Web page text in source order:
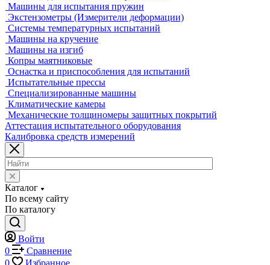
Аксессуары для метрологического оборудования
Видеоизмерительные машины
Координатно-измерительные машины
Лазерные трекеры
Мультисенсорные и видеоизмерительные машины
Оптические измерительные машины
Приборы для измерения профиля и формы
Промышленные томографы
Фрезерные станки с ЧПУ
Разрушающий контроль
Универсальные гидравлические разрывные машины
Универсальные электромеханические разрывные машины
Машины для испытаний на усталость
Машины для испытания пружин
Экстензометры (Измерители деформации)
Системы температурных испытаний
Машины на кручение
Машины на изгиб
Копры маятниковые
Оснастка и приспособления для испытаний
Испытательные прессы
Специализированные машины
Климатические камеры
Механические толщиномеры защитных покрытий